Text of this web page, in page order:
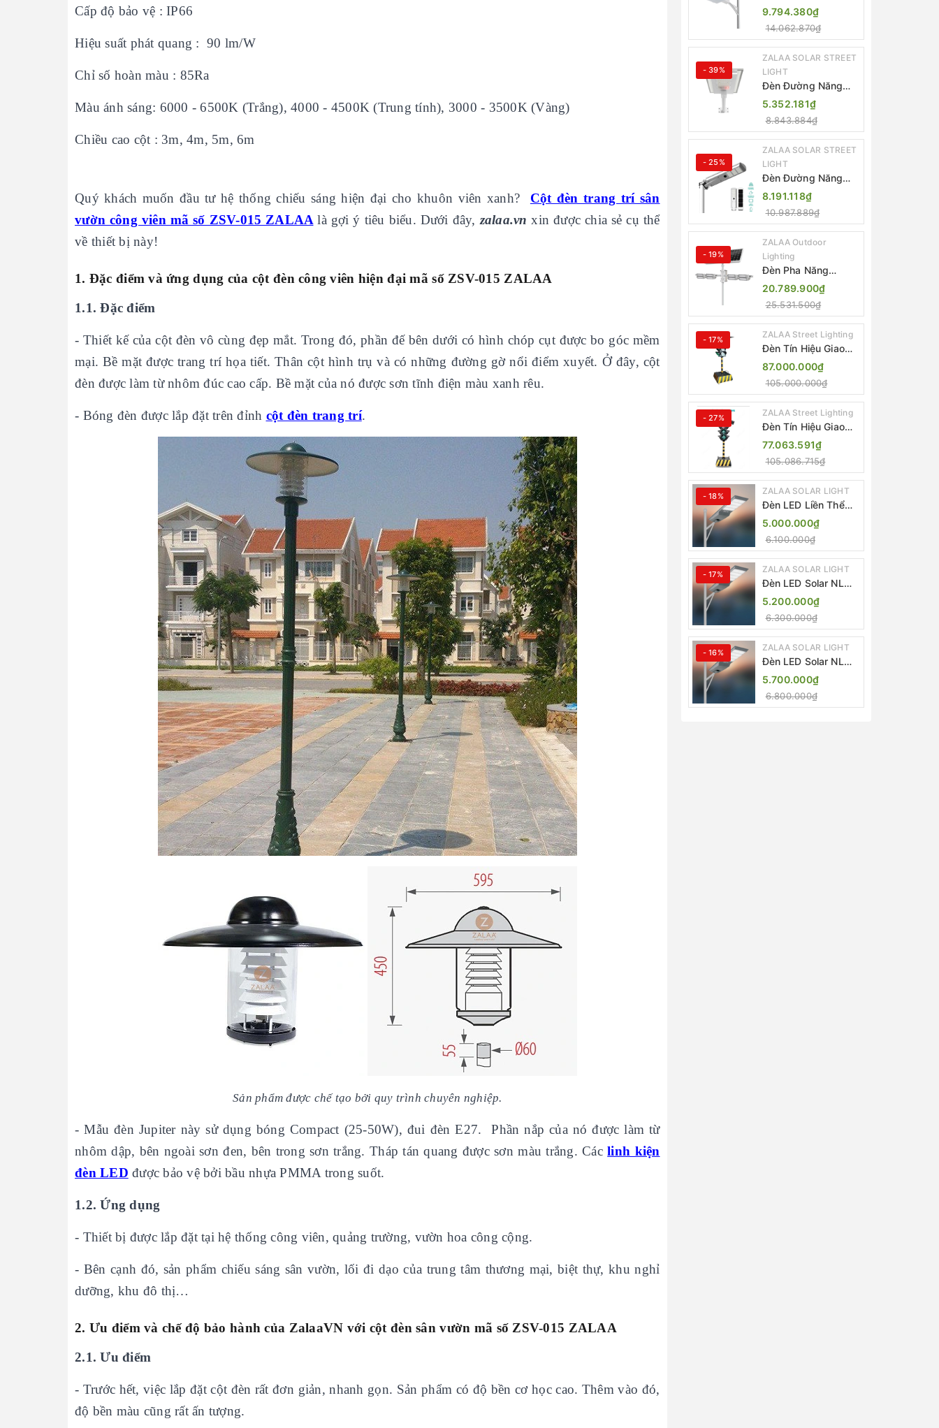
Cấp độ bảo vệ : IP66
Hiệu suất phát quang : 90 lm/W
Chỉ số hoàn màu : 85Ra
Màu ánh sáng: 6000 - 6500K (Trắng), 4000 - 4500K (Trung tính), 3000 - 3500K (Vàng)
Chiều cao cột : 3m, 4m, 5m, 6m
Quý khách muốn đầu tư hệ thống chiếu sáng hiện đại cho khuôn viên xanh? Cột đèn trang trí sân
vườn công viên mã số ZSV-015 ZALAA là gợi ý tiêu biểu. Dưới đây, zalaa.vn xin được chia sẻ cụ thể
về thiết bị này!
1. Đặc điểm và ứng dụng của cột đèn công viên hiện đại mã số ZSV-015 ZALAA
1.1. Đặc điểm
- Thiết kế của cột đèn vô cùng đẹp mắt. Trong đó, phần đế bên dưới có hình chóp cụt được bo góc mềm
mại. Bề mặt được trang trí họa tiết. Thân cột hình trụ và có những đường gờ nổi điểm xuyết. Ở đây, cột
đèn được làm từ nhôm đúc cao cấp. Bề mặt của nó được sơn tĩnh điện màu xanh rêu.
- Bóng đèn được lắp đặt trên đỉnh cột đèn trang trí.
Sản phẩm được chế tạo bởi quy trình chuyên nghiệp.
- Mẫu đèn Jupiter này sử dụng bóng Compact (25-50W), đui đèn E27. Phần nắp của nó được làm từ
nhôm dập, bên ngoài sơn đen, bên trong sơn trắng. Tháp tán quang được sơn màu trắng. Cáclinh kiện
đèn LED được bảo vệ bởi bầu nhựa PMMA trong suốt.
1.2. Ứng dụng
- Thiết bị được lắp đặt tại hệ thống công viên, quảng trường, vườn hoa công cộng.
- Bên cạnh đó, sản phẩm chiếu sáng sân vườn, lối đi dạo của trung tâm thương mại, biệt thự, khu nghỉ
dưỡng, khu đô thị…
2. Ưu điểm và chế độ bảo hành của ZalaaVN với cột đèn sân vườn mã số ZSV-015 ZALAA
2.1. Ưu điểm
- Trước hết, việc lắp đặt cột đèn rất đơn giản, nhanh gọn. Sản phẩm có độ bền cơ học cao. Thêm vào đó,
độ bền màu cũng rất ấn tượng.
Lượng Mặt Trời
Thông Minh Điều
Khiển MPPT ZL-
GMX01 ZALAA
9.794.380₫
14.062.870₫
- 39%
ZALAA SOLAR STREET
LIGHT
Đèn Đường Năng
Lượng Mặt Trời
Nhôm Đúc ZALAA
ZL-BWH Cao Cấp
IP65
5.352.181₫
8.843.884₫
- 25%
ZALAA SOLAR STREET
LIGHT
Đèn Đường Năng
Lượng Mặt Trời Tích
Hợp Camera ZALAA
ZL-BJ04-CCTV
(80W, IP65)
8.191.118₫
10.987.889₫
- 19%
ZALAA Outdoor
Lighting
Đèn Pha Năng
Lượng Mặt Trời Sân
Thể Thao ZALAA
Jsc Chống Nước
IP65 Cao Cấp
20.789.900₫
25.531.500₫
- 17% ZALAA Street Lighting
Đèn Tín Hiệu Giao
Thông Di Động Năng
Lượng Mặt Trời
ZALAA ZL-300A-D
87.000.000₫
105.000.000₫
- 27% ZALAA Street Lighting
Đèn Tín Hiệu Giao
Thông Di Động Năng
Lượng Mặt Trời
ZALAA ZL-409300C
77.063.591₫
105.086.715₫
- 18% ZALAA SOLAR LIGHT
Đèn LED Liền Thể
ZALAA Solar Street
Light ZKC-TG 20W
25W 30W All In One
5.000.000₫
6.100.000₫
- 17% ZALAA SOLAR LIGHT
Đèn LED Solar NLMT
Liền Thể ZKC-TG
20W All in One |
ZALAA Street Light
5.200.000₫
6.300.000₫
- 16% ZALAA SOLAR LIGHT
Đèn LED Solar NLMT
Liền Thể ZKC-TG
25W All in One |
ZALAA Street Light
5.700.000₫
6.800.000₫